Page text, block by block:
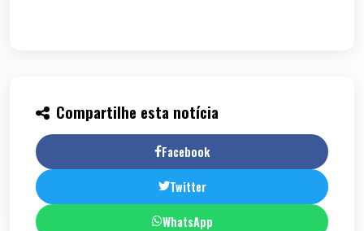
Compartilhe esta notícia
Facebook
Twitter
WhatsApp